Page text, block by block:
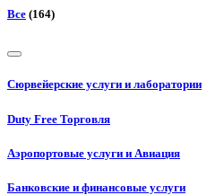
Все (164)
Сюрвейерские услуги и лаборатории
Duty Free Торговля
Аэропортовые услуги и Авиация
Банковские и финансовые услуги